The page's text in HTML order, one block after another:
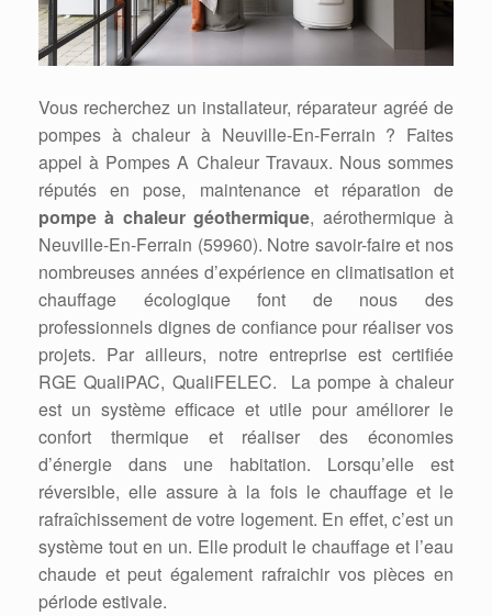
Vous recherchez un installateur, réparateur agréé de
pompes à chaleur à Neuville-En-Ferrain ? Faites
appel à Pompes A Chaleur Travaux. Nous sommes
réputés en pose, maintenance et réparation de
pompe à chaleur géothermique, aérothermique à
Neuville-En-Ferrain (59960). Notre savoir-faire et nos
nombreuses années d’expérience en climatisation et
chauffage écologique font de nous des
professionnels dignes de confiance pour réaliser vos
projets. Par ailleurs, notre entreprise est certifiée
RGE QualiPAC, QualiFELEC. La pompe à chaleur
est un système efficace et utile pour améliorer le
confort thermique et réaliser des économies
d’énergie dans une habitation. Lorsqu’elle est
réversible, elle assure à la fois le chauffage et le
rafraîchissement de votre logement. En effet, c’est un
système tout en un. Elle produit le chauffage et l’eau
chaude et peut également rafraichir vos pièces en
période estivale.